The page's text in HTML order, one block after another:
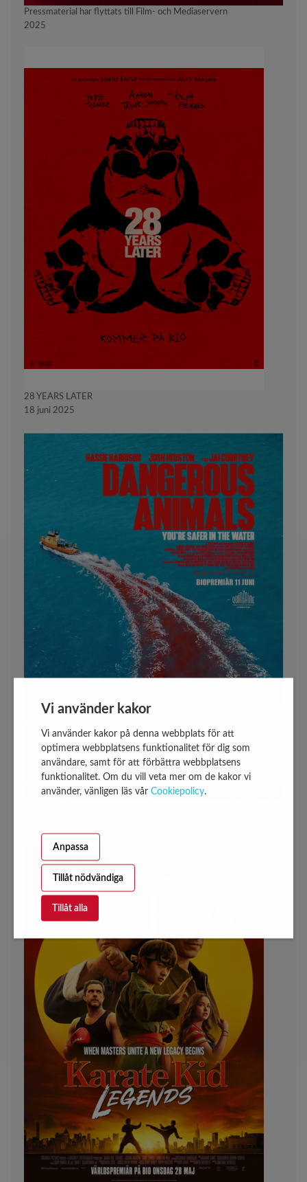
Vi använder kakor
Vi använder kakor på denna webbplats för att
optimera webbplatsens funktionalitet för dig som
användare, samt för att förbättra webbplatsens
funktionalitet. Om du vill veta mer om de kakor vi
använder, vänligen läs vår Cookiepolicy.
Anpassa
Tillåt nödvändiga
Tillåt alla
Pressmaterial har flyttats till Film- och Mediaservern
2025
28 YEARS LATER
18 juni 2025